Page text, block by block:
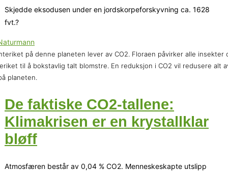
Skjedde eksodusen under en jordskorpeforskyvning ca. 1628
fvt.?
på denne planeten lever av CO2. Floraen påvirker alle insekter
til å bokstavlig talt blomstre. En reduksjon i CO2 vil redusere alt
planeten.
De faktiske CO2-tallene:
Klimakrisen er en krystallklar
bløff
Atmosfæren består av 0,04 % CO2. Menneskeskapte utslipp